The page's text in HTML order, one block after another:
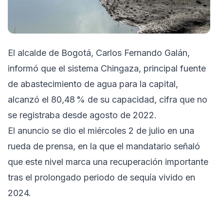
El alcalde de Bogotá, Carlos Fernando Galán,
informó que el sistema Chingaza, principal fuente
de abastecimiento de agua para la capital,
alcanzó el 80,48 % de su capacidad, cifra que no
se registraba desde agosto de 2022.
El anuncio se dio el miércoles 2 de julio en una
rueda de prensa, en la que el mandatario señaló
que este nivel marca una recuperación importante
tras el prolongado periodo de sequía vivido en
2024.